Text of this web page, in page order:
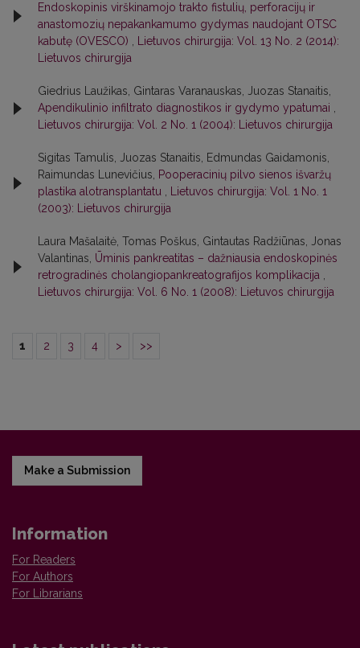
Endoskopinis virškinamojo trakto fistulių, perforacijų ir
anastomozių nepakankamumo gydymas naudojant OTSC
kabutę (OVESCO)
Lietuvos chirurgija: Vol. 13 No. 2 (2014):
Lietuvos chirurgija
Giedrius Laužikas, Gintaras Varanauskas, Juozas Stanaitis,
Apendikulinio infiltrato diagnostikos ir gydymo ypatumai
Lietuvos chirurgija: Vol. 2 No. 1 (2004): Lietuvos chirurgija
Sigitas Tamulis, Juozas Stanaitis, Edmundas Gaidamonis,
Raimundas Lunevičius,
Pooperacinių pilvo sienos išvaržų
plastika alotransplantatu
Lietuvos chirurgija: Vol. 1 No. 1
(2003): Lietuvos chirurgija
Laura Mašalaitė, Tomas Poškus, Gintautas Radžiūnas, Jonas
Valantinas, Ūminis pankreatitas – dažniausia endoskopinės
retrogradinės cholangiopankreatografijos komplikacija
Lietuvos chirurgija: Vol. 6 No. 1 (2008): Lietuvos chirurgija
1 2 3 4 > >>
Make a Submission
Information
For Readers
For Authors
For Librarians